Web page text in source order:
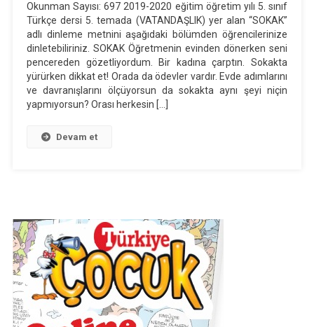
5.
Sınıf
5.
Tema
“SOKAK”
Dinleme
Okunman Sayısı: 697 2019-2020 eğitim öğretim yılı 5. sınıf
Türkçe dersi 5. temada (VATANDAŞLIK) yer alan “SOKAK”
adlı dinleme metnini aşağıdaki bölümden öğrencilerinize
dinletebiliriniz. SOKAK Öğretmenin evinden dönerken seni
pencereden gözetliyordum. Bir kadına çarptın. Sokakta
yürürken dikkat et! Orada da ödevler vardır. Evde adımlarını
ve davranışlarını ölçüyorsun da sokakta aynı şeyi niçin
yapmıyorsun? Orası herkesin […]
Devam et